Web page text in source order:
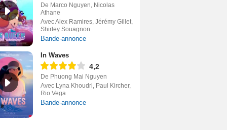
De Marco Nguyen, Nicolas
Athane
Avec Alex Ramires, Jérémy Gillet,
Shirley Souagnon
Bande-annonce
In Waves
4,2
De Phuong Mai Nguyen
Avec Lyna Khoudri, Paul Kircher,
Rio Vega
Bande-annonce